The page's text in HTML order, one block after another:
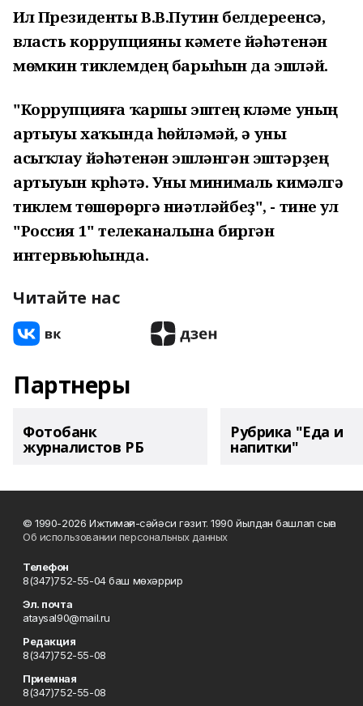
Ил Президенты В.В.Путин белдереүенсә,
власть коррупцияны кәметеү йәһәтенән
мөмкин тиклемдең барыһын да эшләй.
"Коррупцияға ҡаршы эштең күләме уның
артыуы хаҡында һөйләмәй, ә уны
асыҡлау йәһәтенән эшләнгән эштәрҙең
артыуын күрһәтә. Уны минималь кимәлгә
тиклем төшөрөргә ниәтләйбеҙ", - тине ул
"Россия 1" телеканалына биргән
интервьюһында.
Читайте нас
Партнеры
Фотобанк
журналистов РБ
Рубрика "Еда и
напитки"
© 1990-2026 Ижтимағи-сәйәси гәзит. 1990 йылдан башлап сыға
Об использовании персональных данных
Телефон
8(347)752-55-04 баш мөхәррир
Эл. почта
ataysal90@mail.ru
Редакция
8(347)752-55-08
Приемная
8(347)752-55-08